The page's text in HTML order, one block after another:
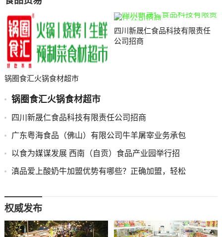
锅圈食汇火锅食材超市
四川新晟仁食品科技有限责任
公司招商
锅圈食汇火锅食材超市
四川新晟仁食品科技有限责任公司招商
广东粤海食品（佛山）有限公司牛羊屠宰业务承包
以食为媒谋发展 西南（自贡）食品产业园举行招
滇品爱上酸奶牛加盟优势有哪些？正确加盟，轻松
权威发布